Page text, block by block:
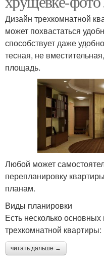
Дизайн трехкомнатной
может похвастаться
способствует даже
тесная, не
площадь.
Любой может
перепланировку
планам.
Виды планировки
Есть несколько
трехкомнатной квартиры:
читать дальше →